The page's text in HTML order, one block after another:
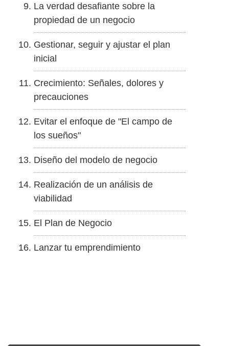
La verdad desafiante sobre la
propiedad de un negocio
Gestionar, seguir y ajustar el plan
inicial
Crecimiento: Señales, dolores y
precauciones
Evitar el enfoque de "El campo de
los sueños"
Diseño del modelo de negocio
Realización de un análisis de
viabilidad
El Plan de Negocio
Lanzar tu emprendimiento